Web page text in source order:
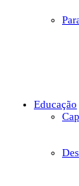
Educação